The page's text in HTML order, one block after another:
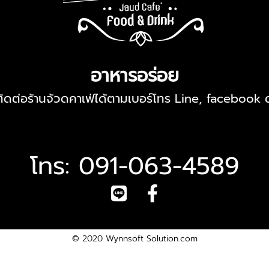
อาหารอร่อย
ดต่อร้านจ้วดคาเฟ่ได้ตามเบอร์โทร Line, facebook
โทร: 091-063-4589
© 2020 Wynnsoft Solution.com